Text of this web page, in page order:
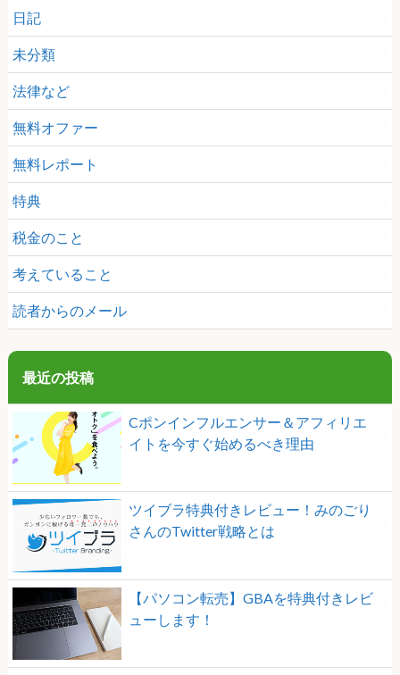
日記
未分類
法律など
無料オファー
無料レポート
特典
税金のこと
考えていること
読者からのメール
最近の投稿
Cポンインフルエンサー＆アフィリエ
イトを今すぐ始めるべき理由
ツイブラ特典付きレビュー！みのごり
さんのTwitter戦略とは
【パソコン転売】GBAを特典付きレビ
ューします！